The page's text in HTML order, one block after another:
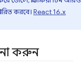
করবে। React 16.x
করুন